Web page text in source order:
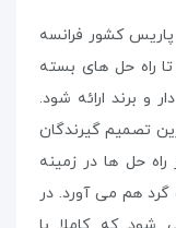
کشور فرانسه
گردد تا راه حل های بسته
پایدار توسط 1300 غرفه دار و برند ارائه شود.
تصمیم گیرندگان
حل ها در زمینه
گرد هم می آورد. در